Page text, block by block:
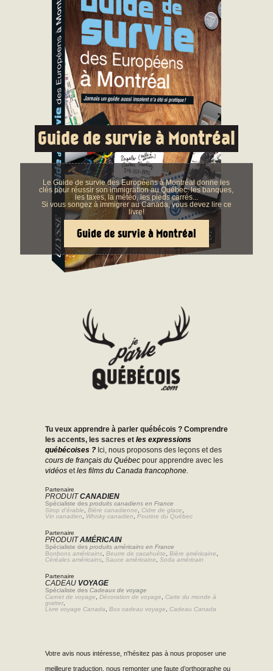
Guide de survie à Montréal
Le Guide de survie des Européens à Montréal donne les
clés pour réussir son immigration au Québec: les banques,
les taxes, la météo, les pieds carrés...
Si vous songez à immigrer au Canada, vous devez lire ce
livre!
Guide de survie à Montréal
Tu veux apprendre à parler québécois ? Comprendre
les accents, les sacres et les expressions
québécoises ? Ici, nous proposons des leçons et des
cours de français du Québec pour apprendre avec les
vidéos etles films du Canada francophone.
Partenaire
PRODUITCANADIEN
Spécialiste des produits canadiens en France
Sirop d'érable
Bière canadienne Cidre de glace
Vin canadien
Whisky canadien Poutine du Québec
Partenaire
PRODUITAMÉRICAIN
Spécialiste des produits américains en France
Bonbons américains Beurre de cacahuète Bière américaine
Céréales américains Sauce américaine Soda américain
Partenaire
CADEAU VOYAGE
Spécialiste des Cadeaux de voyage
Carnet de voyage
Décoration de voyage
Carte du monde à
gratter,
Livre voyage Canada
Box cadeau voyage Cadeau Canada
Votre avis nous intéresse, n'hésitez pas à nous proposer une
meilleure traduction, nous remonter une faute d’orthographe ou